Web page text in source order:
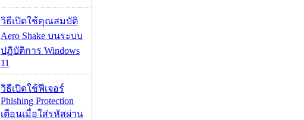
วิธีเปิดใช้คุณสมบัติ
Aero Shake บนระบบ
ปฏิบัติการ Windows
11
วิธีเปิดใช้ฟีเจอร์
Phishing Protection
เตือนเมื่อใส่รหัสผ่าน